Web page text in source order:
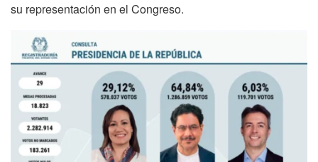
su representación en el Congreso.